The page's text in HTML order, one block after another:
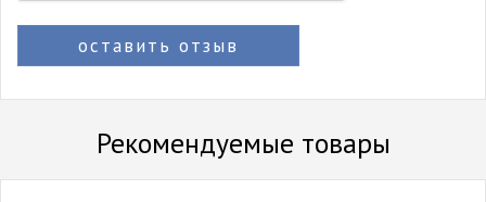
оставить отзыв
Рекомендуемые товары